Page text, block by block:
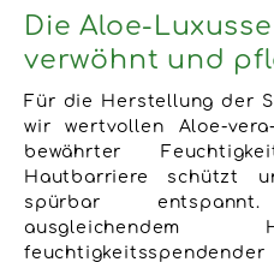
Die Aloe-
verwöhnt und
Für die Herstellung der
wir wertvollen Aloe-
bewährter
Hautbarriere schützt
spürbar
ausgleichendem